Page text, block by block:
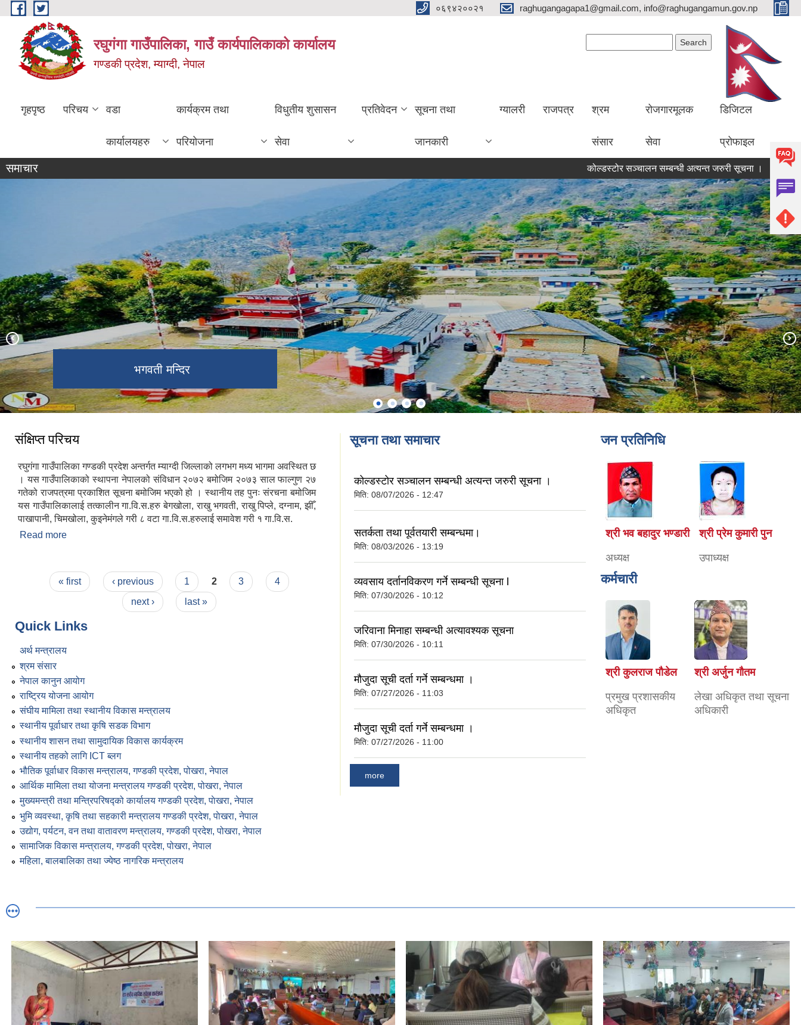
Skip to main content ०६९४२००२१ raghugangagapa1@gmail.com, info@raghugangamun.gov.np
रघुगंगा गाउँपालिका, गाउँ कार्यपालिकाको कार्यालय
गण्डकी प्रदेश, म्याग्दी, नेपाल
गृहपृष्ठ परिचय वडा
कार्यालयहरु
कार्यक्रम तथा
परियोजना
विधुतीय शुसासन
सेवा
प्रतिवेदन सूचना तथा
जानकारी
ग्यालरी राजपत्र श्रम
संसार
रोजगारमूलक
सेवा
डिजिटल
प्रोफाइल
समाचार कोल्डस्टोर सञ्चालन सम्बन्धी अत्यन्त जरुरी सूचना । सतर्कता
भगवती मन्दिर
टोड्के हिल्स
रघुगंगा गाउँपालिका जनप्रतिनिधि
रघुगंगा गाउँपालिका भवन
संक्षिप्त परिचय
रघुगंगा गाउँपालिका गण्डकी प्रदेश अन्तर्गत म्याग्दी जिल्लाको लगभग मध्य भागमा अवस्थित छ
। यस गाउँपालिकाको स्थापना नेपालको संविधान २०७२ बमोजिम २०७३ साल फाल्गुण २७
गतेको राजपत्रमा प्रकाशित सूचना बमोजिम भएको हो । स्थानीय तह पुनः संरचना बमोजिम
यस गाउँपालिकालाई तत्कालीन गा.वि.स.हरु बेगखोला, राखु भगवती, राखु पिप्ले, दग्नाम, झीँ,
पाखापानी, चिमखोला, कुइनेमंगले गरी ८ वटा गा.वि.स.हरुलाई समावेश गरी १ गा.वि.स.
Read more
Pages« first ‹ previous 1 2 3
4
next ›
last »
Quick Links
अर्थ मन्त्रालय
श्रम संसार
नेपाल कानुन आयोग
राष्ट्रिय योजना आयोग
संघीय मामिला तथा स्थानीय विकास मन्त्रालय
स्थानीय पूर्वाधार तथा कृषि सडक विभाग
स्थानीय शासन तथा सामुदायिक विकास कार्यक्रम
स्थानीय तहको लागि ICT ब्लग
भौतिक पूर्वाधार विकास मन्त्रालय, गण्डकी प्रदेश, पोखरा, नेपाल
आर्थिक मामिला तथा योजना मन्त्रालय गण्डकी प्रदेश, पोखरा, नेपाल
मुख्यमन्त्री तथा मन्त्रिपरिषद्को कार्यालय गण्डकी प्रदेश, पाेखरा, नेपाल
भुमि व्यवस्था, कृषि तथा सहकारी मन्त्रालय गण्डकी प्रदेश, पाेखरा, नेपाल
उद्योग, पर्यटन, वन तथा वातावरण मन्त्रालय, गण्डकी प्रदेश, पोखरा, नेपाल
सामाजिक विकास मन्त्रालय, गण्डकी प्रदेश, पोखरा, नेपाल
महिला, बालबालिका तथा ज्येष्ठ नागरिक मन्त्रालय
सूचना तथा समाचार
कोल्डस्टोर सञ्चालन सम्बन्धी अत्यन्त जरुरी सूचना ।
मिति: 08/07/2026 - 12:47
सतर्कता तथा पूर्वतयारी सम्बन्धमा।
मिति: 08/03/2026 - 13:19
व्यवसाय दर्तानविकरण गर्ने सम्बन्धी सूचना l
मिति: 07/30/2026 - 10:12
जरिवाना मिनाहा सम्बन्धी अत्यावश्यक सूचना
मिति: 07/30/2026 - 10:11
मौजुदा सूची दर्ता गर्ने सम्बन्धमा ।
मिति: 07/27/2026 - 11:03
मौजुदा सूची दर्ता गर्ने सम्बन्धमा ।
मिति: 07/27/2026 - 11:00
more
जन प्रतिनिधि
श्री भव बहादुर भण्डारी
अध्यक्ष
श्री प्रेम कुमारी पुन
उपाध्यक्ष
कर्मचारी
श्री कुलराज पौडेल
प्रमुख प्रशासकीय
अधिकृत
श्री अर्जुन गौतम
लेखा अधिकृत तथा सूचना
अधिकारी